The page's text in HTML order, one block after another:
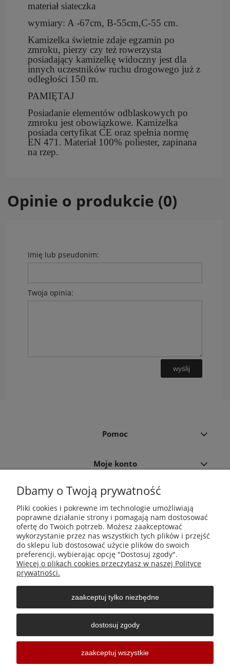
materiał siateczka
wymiary: A -67cm, B-55cm,C-55 cm.
Kamizelka świetnie zdaje egzamin po
zmroku, pierzy czy też rowerzysta
posiadający kamizelkę widoczny jest dla
innych uczestników ruchu drogowego już z
odległości 150 m.
PAMIĘTAJ
Posiadanie elementów odblaskowych po
zmroku jest obowiązkowe. Kamizelka
posiada certyfikat CE oraz spełnia normę
EN 471. Materiał 100% poliester, zapinana
na rzep.
Opinie o produkcie (0)
Imię lub pseudonim:
Twoja opinia:
wyślij
Pomoc
Moje konto
Płatności i dostawa
Informacje
O nas
Środki do zwalczania szkodników Aga Pułapki | Wacława
Iwaszkiewicza 23, 32-406 Zakliczyn | AGA-PLAST MET 2 Paweł
Sałach | NIP: 6811796065 | REGON: 363212838
Sklepy internetowe Shoper Częstochowa
Dbamy o Twoją prywatność
Pliki cookies i pokrewne im technologie umożliwiają
poprawne działanie strony i pomagają nam dostosować
ofertę do Twoich potrzeb. Możesz zaakceptować
wykorzystanie przez nas wszystkich tych plików i przejść
do sklepu lub dostosować użycie plików do swoich
preferencji, wybierając opcję "Dostosuj zgody".
Więcej o plikach cookies przeczytasz w naszej Polityce
prywatności.
zaakceptuj tylko niezbędne
dostosuj zgody
zaakceptuj wszystkie